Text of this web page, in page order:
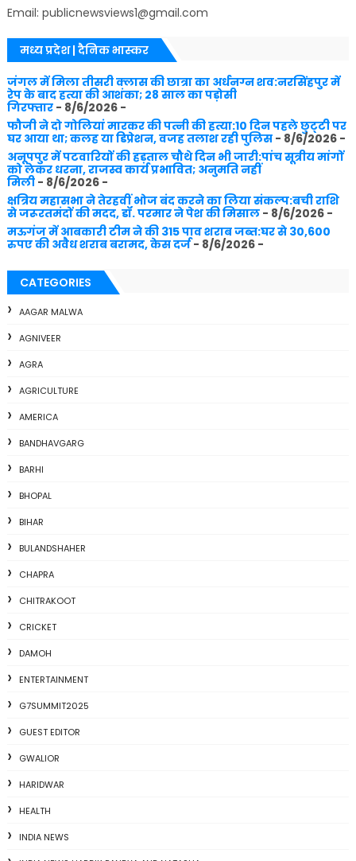
Email: publicnewsviews1@gmail.com
मध्य प्रदेश | दैनिक भास्कर
जंगल में मिला तीसरी क्लास की छात्रा का अर्धनग्न शव:नरसिंहपुर में
रेप के बाद हत्या की आशंका; 28 साल का पड़ोसी
गिरफ्तार- 8/6/2026-
फौजी ने दो गोलियां मारकर की पत्नी की हत्या:10 दिन पहले छुट्‌टी पर
घर आया था; कलह या डिप्रेशन, वजह तलाश रही पुलिस- 8/6/2026-
अनूपपुर में पटवारियों की हड़ताल चौथे दिन भी जारी:पांच सूत्रीय मांगों
को लेकर धरना, राजस्व कार्य प्रभावित; अनुमति नहीं
मिली- 8/6/2026-
क्षत्रिय महासभा ने तेरहवीं भोज बंद करने का लिया संकल्प:बची राशि
से जरूरतमंदों की मदद, डॉ. परमार ने पेश की मिसाल- 8/6/2026-
मऊगंज में आबकारी टीम ने की 315 पाव शराब जब्त:घर से 30,600
रुपए की अवैध शराब बरामद, केस दर्ज- 8/6/2026-
CATEGORIES
AAGAR MALWA
AGNIVEER
AGRA
AGRICULTURE
AMERICA
BANDHAVGARG
BARHI
BHOPAL
BIHAR
BULANDSHAHER
CHAPRA
CHITRAKOOT
CRICKET
DAMOH
ENTERTAINMENT
G7SUMMIT2025
GUEST EDITOR
GWALIOR
HARIDWAR
HEALTH
INDIA NEWS